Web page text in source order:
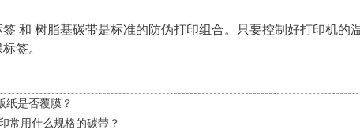
和 树脂基碳带是标准的防伪打印组合。只要控制好打印机的
签。
纸是否覆膜？
常用什么规格的碳带？